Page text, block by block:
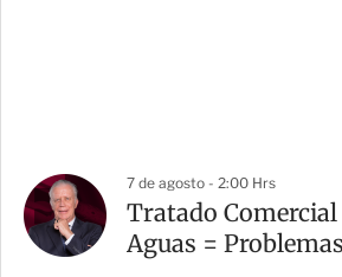
7 de agosto - 2:00 Hrs
Tratado
Aguas =